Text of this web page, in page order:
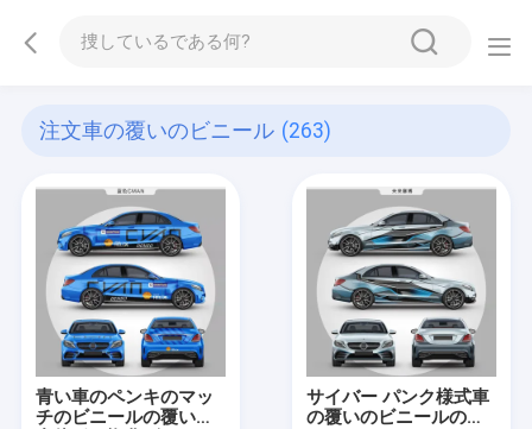
注文車の覆いのビニール (263)
青い車のペンキのマッ
チのビニールの覆い重
サイバー パンク様式車
の覆いのビニールのフ